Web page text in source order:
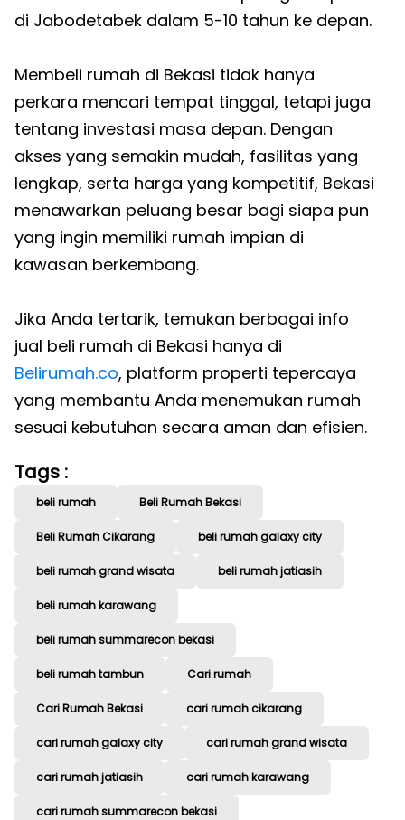
di Jabodetabek dalam 5-10 tahun ke depan.
Membeli rumah di Bekasi tidak hanya
perkara mencari tempat tinggal, tetapi juga
tentang investasi masa depan. Dengan
akses yang semakin mudah, fasilitas yang
lengkap, serta harga yang kompetitif, Bekasi
menawarkan peluang besar bagi siapa pun
yang ingin memiliki rumah impian di
kawasan berkembang.
Jika Anda tertarik, temukan berbagai info
jual beli rumah di Bekasi hanya di
Belirumah.co, platform properti tepercaya
yang membantu Anda menemukan rumah
sesuai kebutuhan secara aman dan efisien.
Tags :
beli rumah Beli Rumah Bekasi
Beli Rumah Cikarang beli rumah galaxy city
beli rumah grand wisata beli rumah jatiasih
beli rumah karawang
beli rumah summarecon bekasi
beli rumah tambun Cari rumah
Cari Rumah Bekasi cari rumah cikarang
cari rumah galaxy city cari rumah grand wisata
cari rumah jatiasih cari rumah karawang
cari rumah summarecon bekasi